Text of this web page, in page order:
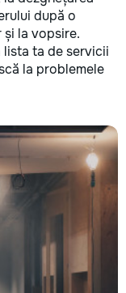
după o
și la vopsire.
ta de servicii
la problemele